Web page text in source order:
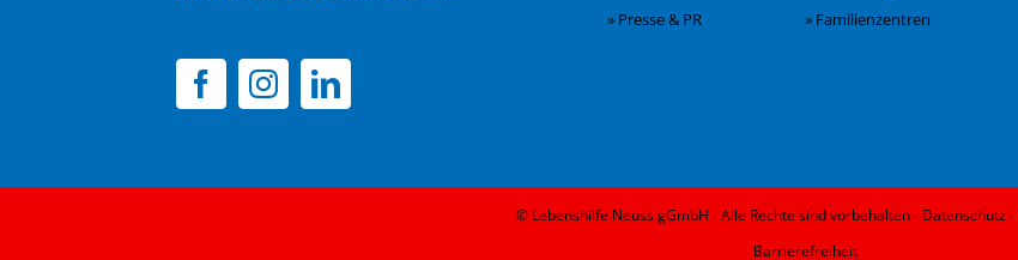
» Presse & PR
» Familienzentren
© Lebenshilfe Neuss gGmbH - Alle Rechte sind vorbehalten - Datenschutz-
Barrierefreiheit